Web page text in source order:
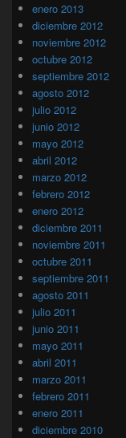
enero 2013
diciembre 2012
noviembre 2012
octubre 2012
septiembre 2012
agosto 2012
julio 2012
junio 2012
mayo 2012
abril 2012
marzo 2012
febrero 2012
enero 2012
diciembre 2011
noviembre 2011
octubre 2011
septiembre 2011
agosto 2011
julio 2011
junio 2011
mayo 2011
abril 2011
marzo 2011
febrero 2011
enero 2011
diciembre 2010